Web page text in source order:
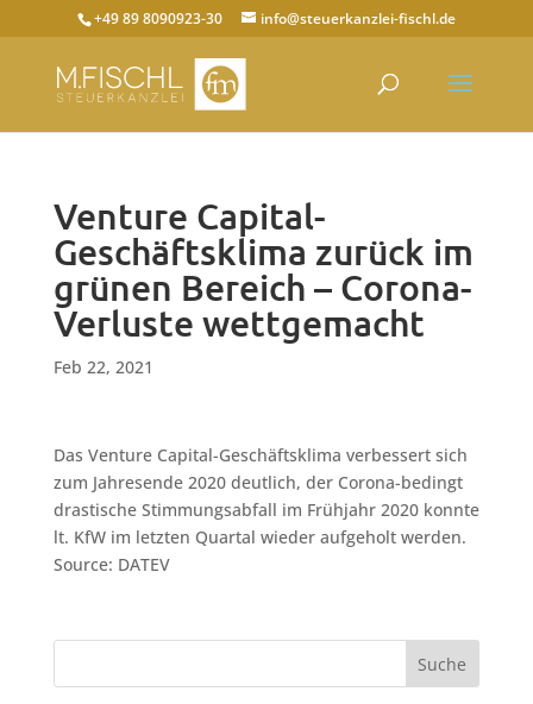
+49 89 8090923-30 info@steuerkanzlei-fischl.de
Venture Capital-
Geschäftsklima zurück im
grünen Bereich – Corona-
Verluste wettgemacht
Feb 22, 2021
Das Venture Capital-Geschäftsklima verbessert sich
zum Jahresende 2020 deutlich, der Corona-bedingt
drastische Stimmungsabfall im Frühjahr 2020 konnte
lt. KfW im letzten Quartal wieder aufgeholt werden.
Source: DATEV